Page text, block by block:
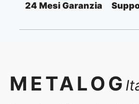
24 Mesi Garanzia
METALOG